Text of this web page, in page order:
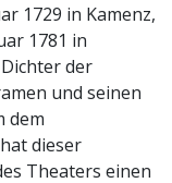
1729 in Kamenz,
1781 in
der
und seinen
dem
dieser
Theaters einen